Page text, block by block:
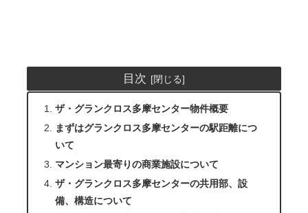
目次
ザ・グランクロス多摩センター物件概要
まずはグランクロス多摩センターの駅距離につ
いて
マンション最寄りの商業施設について
ザ・グランクロス多摩センターの共用部、設
備、構造について